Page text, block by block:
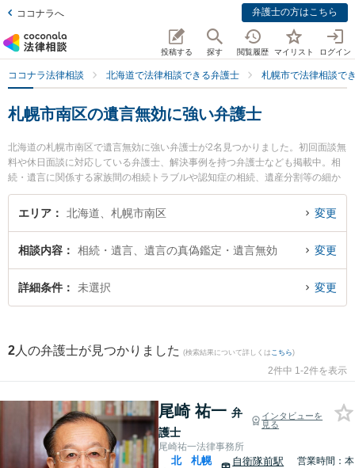
ココナラへ 弁護士の方はこちら
投稿する 探す 閲覧履歴 マイリスト ログイン
ココナラ法律相談 北海道で法律相談できる弁護士 札幌市で法律相談で
札幌市南区の遺言無効に強い弁護士
北海道の札幌市南区で遺言無効に強い弁護士が2名見つかりました。初回面談無
料や休日面談に対応している弁護士、解決事例を持つ弁護士なども掲載中。相
続・遺言に関係する家族間の相続トラブルや認知症の相続、遺産分割等の細か
な分野での絞り込み検索もでき便利です。特に尾崎祐一法律事務所の尾崎 祐一
弁護士やまこまない法律事務所の宮下 尚也弁護士のプロフィール情報や弁護士
の実績豊富な近くの弁護士を検索したい』『初回相談無料で遺言無効を法律相
談できる札幌市南区内の弁護士に相談予約したい』などでお困りの相談者さん
におすすめです。
エリア 北海道、札幌市南区 変更
相談内容 相続・遺言、遺言の真偽鑑定・遺言無効 変更
詳細条件 未選択 変更
2 人の弁護士が見つかりました (検索結果について詳しくは こちら)
2件中 1-2件を表示
尾崎 祐一 弁
護士
インタビューを
見る
尾崎祐一法律事務所
北
札幌
自衛隊前駅
営業時間：本